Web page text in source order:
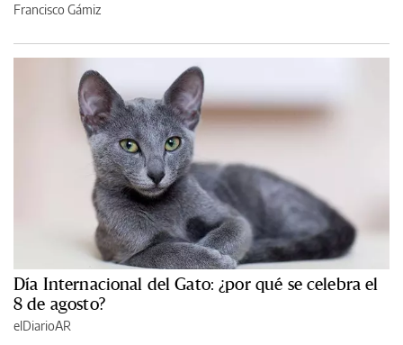
Francisco Gámiz
Día Internacional del Gato: ¿por qué se celebra el
8 de agosto?
elDiarioAR